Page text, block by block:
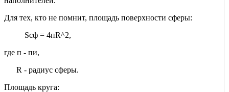
Для тех, кто не помнит, площадь поверхности сферы:
Sсф = 4пR^2,
где п - пи,
R - радиус сферы.
Площадь круга: